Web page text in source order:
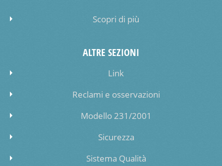
Scopri di più
ALTRE SEZIONI
Link
Reclami e osservazioni
Modello 231/2001
Sicurezza
Sistema Qualità